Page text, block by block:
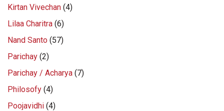
Kirtan Vivechan (4)
Lilaa Charitra (6)
Nand Santo (57)
Parichay (2)
Parichay / Acharya (7)
Philosofy (4)
Poojavidhi (4)